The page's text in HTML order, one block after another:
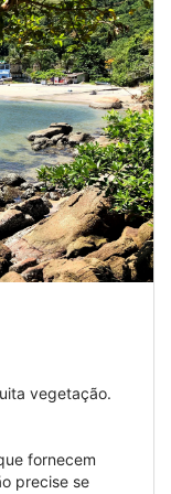
vegetação.
fornecem
precise se